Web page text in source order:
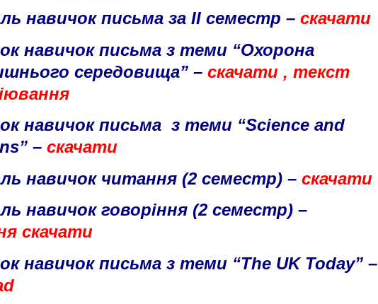
навичок письма за ІІ семестр – скачати
навичок письма з теми “Охорона
середовища” – скачати , текст
навичок письма з теми “Science and
– скачати
навичок читання (2 семестр) – скачати
навичок говоріння (2 семестр) –
скачати
навичок письма з теми “The UK Today” –